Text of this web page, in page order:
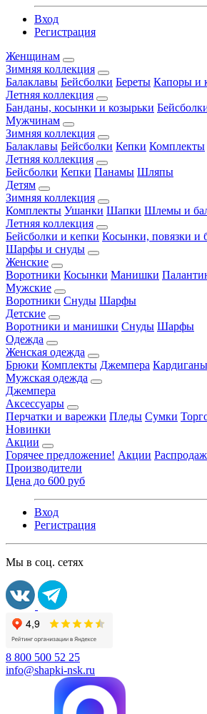
Вход
Регистрация
Женщинам
Зимняя коллекция
Балаклавы Бейсболки Береты Капоры и
Летняя коллекция
Банданы, косынки и козырьки
Мужчинам
Зимняя коллекция
Балаклавы Бейсболки Кепки Комплекты
Летняя коллекция
Бейсболки Кепки Панамы Шляпы
Детям
Зимняя коллекция
Комплекты Ушанки Шапки Шлемы и
Летняя коллекция
Бейсболки и кепки Косынки, повязки и
Шарфы и снуды
Женские
Воротники Косынки Манишки
Мужские
Воротники Снуды Шарфы
Детские
Воротники и манишки Снуды Шарфы
Одежда
Женская одежда
Брюки Комплекты Джемпера Кардиганы
Мужская одежда
Джемпера
Аксессуары
Перчатки и варежки Пледы Сумки
Новинки
Акции
Горячее предложение! Акции
Производители
Цена до 600 руб
Вход
Регистрация
Мы в соц. сетях
8 800 500 52 25
info@shapki-nsk.ru